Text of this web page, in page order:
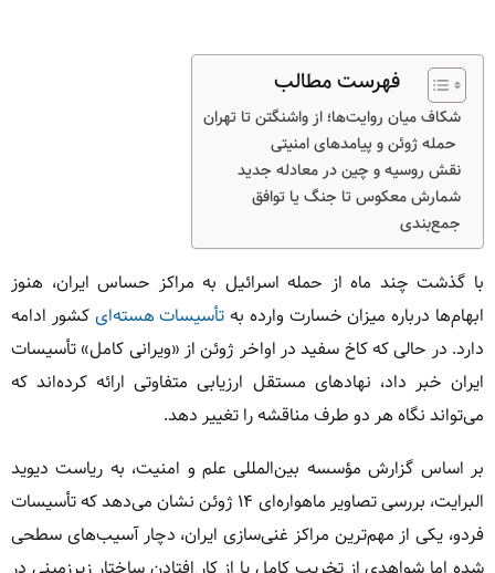
فهرست مطالب
شکاف میان روایت‌ها؛ از واشنگتن تا تهران
حمله ژوئن و پیامدهای امنیتی
نقش روسیه و چین در معادله جدید
شمارش معکوس تا جنگ یا توافق
جمع‌بندی
با گذشت چند ماه از حمله اسرائیل به مراکز حساس ایران، هنوز
ابهام‌ها درباره میزان خسارت وارده به تأسیسات هسته‌ای کشور ادامه
دارد. در حالی که کاخ سفید در اواخر ژوئن از «ویرانی کامل» تأسیسات
ایران خبر داد، نهادهای مستقل ارزیابی متفاوتی ارائه کرده‌اند که
می‌تواند نگاه هر دو طرف مناقشه را تغییر دهد.
بر اساس گزارش مؤسسه بین‌المللی علم و امنیت، به ریاست دیوید
البرایت، بررسی تصاویر ماهواره‌ای ۱۴ ژوئن نشان می‌دهد که تأسیسات
فردو، یکی از مهم‌ترین مراکز غنی‌سازی ایران، دچار آسیب‌های سطحی